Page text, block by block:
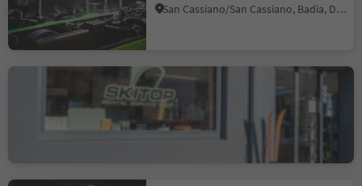
San Cassiano/San Cassiano, Badia, Dolomites Region Alta Badia
Ski Top La Val